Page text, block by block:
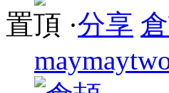
置頂 ·分享